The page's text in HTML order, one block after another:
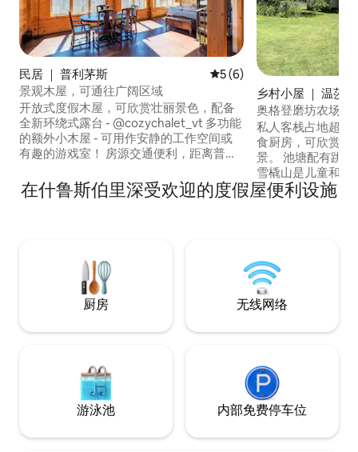
民居 ｜ 普利茅斯 平均评分 5 分（满分 5 分）
5 (6)
景观木屋，可通往广阔区域
开放式度假木屋，可欣赏壮丽景色，配备
全新环绕式露台 - @cozychalet_vt 多功能
的额外小木屋 - 可用作安静的工作空间或
有趣的游戏室！ 房源交通便利，距离普利
伍德沃德水库（Woodward reservoir）5
分钟路程。距离基林顿山（Killington
乡村小屋 ｜ 温莎
奥格登磨坊农场
私人客栈占地超过
食厨房，可欣赏到
景。 池塘配有跳水板，夏季可游泳。 巨型
雪橇山是儿童和成人的最
步、越野滑雪和雪
德斯托克（
（Hanover）和诺
钟车程。请注意，
在什鲁斯伯里深受欢迎的度假屋便利设施
厨房 无线网络
游泳池 内部免费停车位